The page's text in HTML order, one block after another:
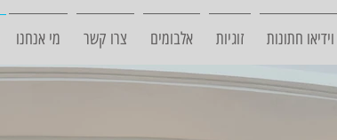
וידיאו חתונות זוגיות אלבומים צרו קשר מי אנחנו